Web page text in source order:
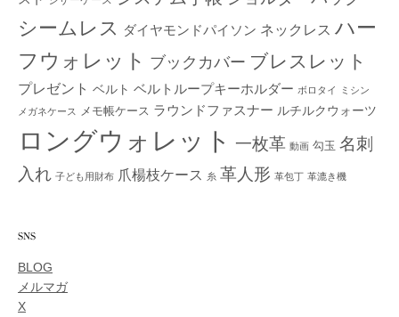
シームレス ダイヤモンドパイソン ネックレス ハー
フウォレット ブックカバー ブレスレット
プレゼント ベルト ベルトループキーホルダー ボロタイ
ミシン
メガネケース
メモ帳ケース ラウンドファスナー ルチルクウォーツ
ロングウォレット 一枚革 動画 勾玉 名刺
入れ 子ども用財布 爪楊枝ケース 糸 革人形 革包丁 革漉き機
SNS
BLOG
メルマガ
X